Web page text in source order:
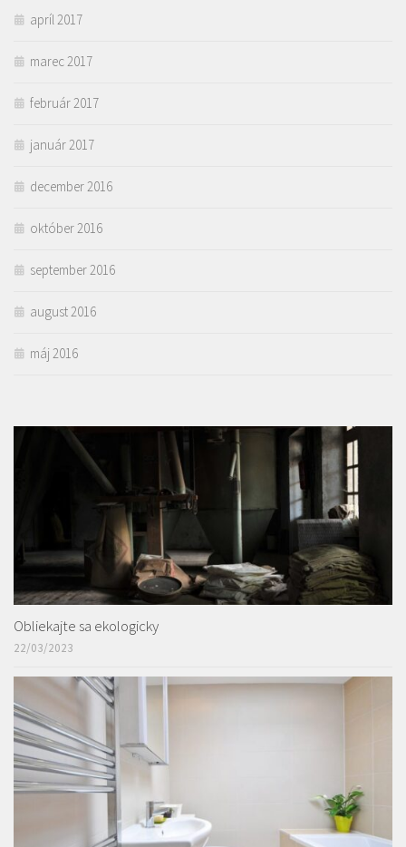
apríl 2017
marec 2017
február 2017
január 2017
december 2016
október 2016
september 2016
august 2016
máj 2016
Obliekajte sa ekologicky
22/03/2023